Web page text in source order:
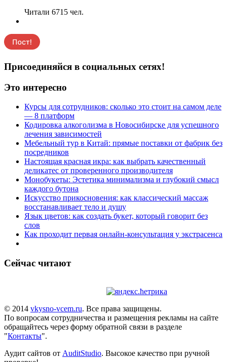
Читали 6715 чел.
Присоединяйся в социальных сетях!
Это интересно
Курсы для сотрудников: сколько это стоит на самом деле
— 8 платформ
Кодировка алкоголизма в Новосибирске для успешного
лечения зависимостей
Мебельный тур в Китай: прямые поставки от фабрик без
посредников
Настоящая красная икра: как выбрать качественный
деликатес от проверенного производителя
Монобукеты: Эстетика минимализма и глубокий смысл
каждого бутона
Искусство прикосновения: как классический массаж
восстанавливает тело и душу
Язык цветов: как создать букет, который говорит без
слов
Как проходит первая онлайн-консультация у экстрасенса
Сейчас читают
© 2014 vkysno-vcem.ru. Все права защищены.
По вопросам сотрудничества и размещения рекламы на сайте
обращайтесь через форму обратной связи в разделе
"Контакты".
Аудит сайтов от AuditStudio. Высокое качество при ручной